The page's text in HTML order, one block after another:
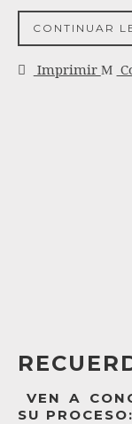
CONTINUAR
Imprimir
VEN A
SU